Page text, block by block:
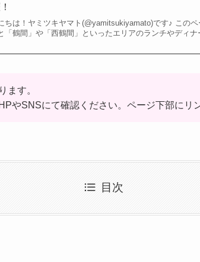
ちは！ヤミツキヤマト(@yamitsukiyamato)です♪ この
「鶴間」や「西鶴間」といったエリアのランチやディナ
ます。
やSNSにて確認ください。ページ下部にリ
目次